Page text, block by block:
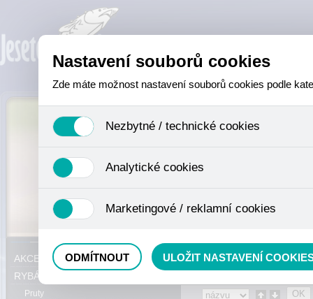
AKCE, SLEVY, VÝPRODEJ
RYBÁŘSKÝ SORTIMENT
Pruty
Nastavení souborů cookies
Zde máte možnost nastavení souborů cookies podle
Nezbytné / technické cookies
se mimo jiné k ukládání produktů v nákupním košíku,
není zapotřebí Váš souhlas a není možné jej ani odebrat.
Analytické cookies
nejedná o osobní údaje, protože anonymizované cookies
odkazy, prohlížené zboží apod.
Marketingové / reklamní cookies
ODMÍTNOUT ULOŽIT NASTAVENÍ